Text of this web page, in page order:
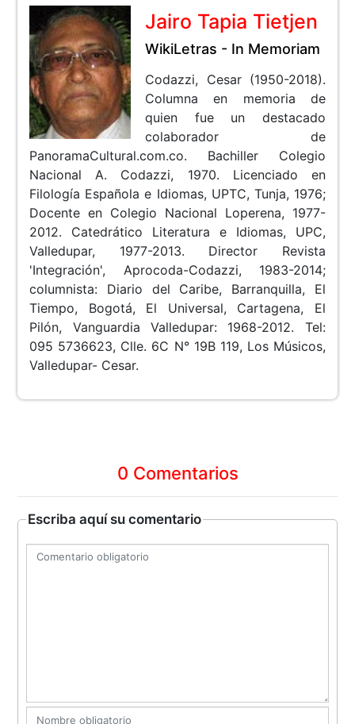
Jairo Tapia Tietjen
WikiLetras - In Memoriam
Codazzi, Cesar (1950-2018).
Columna en memoria de
quien fue un destacado
colaborador de
PanoramaCultural.com.co. Bachiller Colegio
Nacional A. Codazzi, 1970. Licenciado en
Filología Española e Idiomas, UPTC, Tunja, 1976;
Docente en Colegio Nacional Loperena, 1977-
2012. Catedrático Literatura e Idiomas, UPC,
Valledupar, 1977-2013. Director Revista
'Integración', Aprocoda-Codazzi, 1983-2014;
columnista: Diario del Caribe, Barranquilla, El
Tiempo, Bogotá, El Universal, Cartagena, El
Pilón, Vanguardia Valledupar: 1968-2012. Tel:
095 5736623, Clle. 6C N° 19B 119, Los Músicos,
Valledupar- Cesar.
0 Comentarios
Escriba aquí su comentario